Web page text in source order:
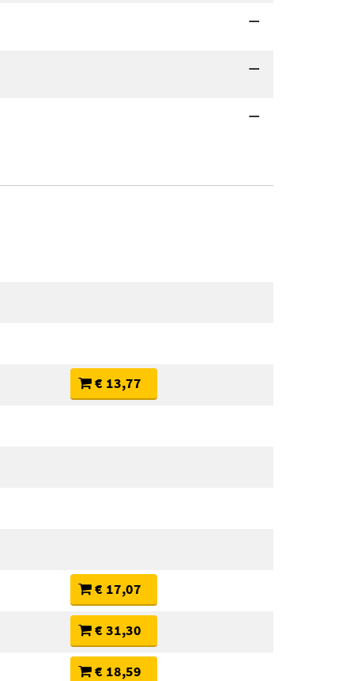
€ 13,77
€ 17,07
€ 31,30
€ 18,59